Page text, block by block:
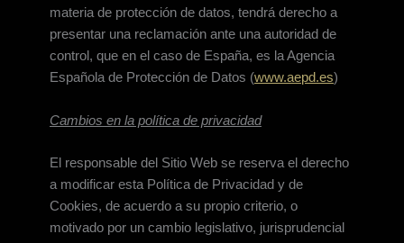
materia de protección de datos, tendrá derecho a
presentar una reclamación ante una autoridad de
control, que en el caso de España, es la Agencia
Española de Protección de Datos (www.aepd.es)
Cambios en la política de privacidad
El responsable del Sitio Web se reserva el derecho
a modificar esta Política de Privacidad y de
Cookies, de acuerdo a su propio criterio, o
motivado por un cambio legislativo, jurisprudencial